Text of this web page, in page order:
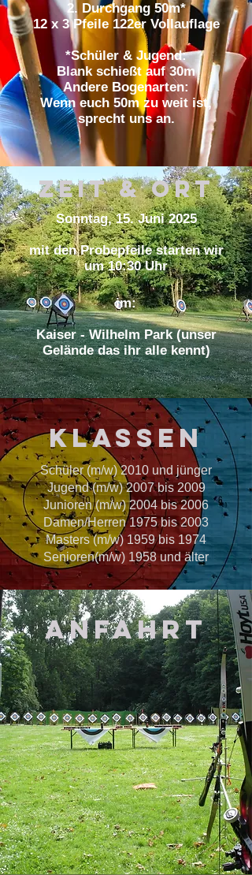
2. Durchgang 50m*
12 x 3 Pfeile 122er Vollauflage
*Schüler & Jugend:
Blank schießt auf 30m
Andere Bogenarten:
Wenn euch 50m zu weit ist,
sprecht uns an.
Zeit & Ort
Sonntag, 15. Juni 2025
mit den Probepfeile starten wir
um 10:30 Uhr
im:
Kaiser - Wilhelm Park (unser
Gelände das ihr alle kennt)
KLassen
Schüler (m/w) 2010 und jünger
Jugend (m/w) 2007 bis 2009
Junioren (m/w) 2004 bis 2006
Damen/Herren 1975 bis 2003
Masters (m/w) 1959 bis 1974
Senioren(m/w) 1958 und älter
Anfahrt